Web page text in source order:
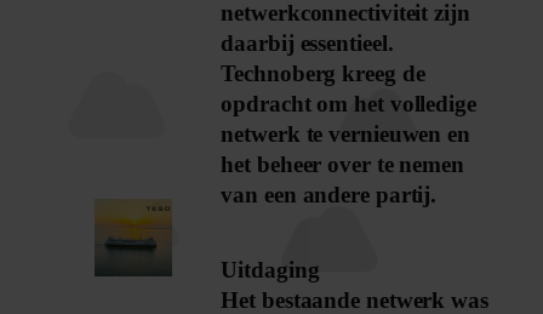
netwerkconnectiviteit zijn
daarbij essentieel.
Technoberg kreeg de
opdracht om het volledige
netwerk te vernieuwen en
het beheer over te nemen
van een andere partij.
Uitdaging
Het bestaande netwerk was